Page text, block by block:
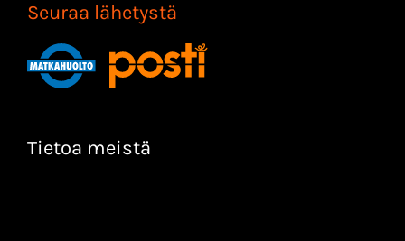
Seuraa lähetystä
Tietoa meistä